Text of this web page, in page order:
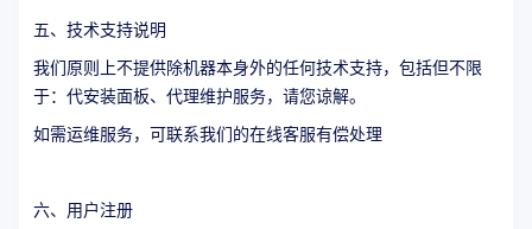
五、技术支持说明
我们原则上不提供除机器本身外的任何技术支持，包括但不限
于：代安装面板、代理维护服务，请您谅解。
如需运维服务，可联系我们的在线客服有偿处理
六、用户注册